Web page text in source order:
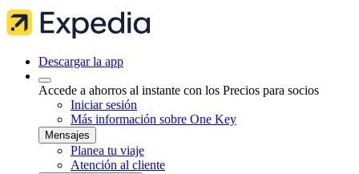
Descargar la app
Accede a ahorros al instante con los Precios para socios
Iniciar sesión
Más información sobre One Key
Mensajes
Planea tu viaje
Atención al cliente